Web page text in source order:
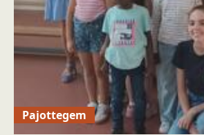
Pajottegem